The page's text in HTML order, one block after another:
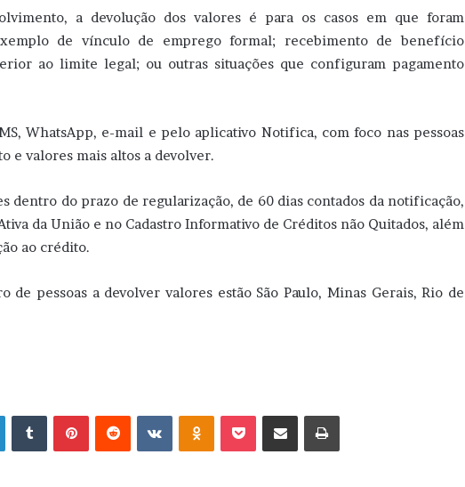
a devolução dos valores é para os casos em que foram
de vínculo de emprego formal; recebimento de benefício
ao limite legal; ou outras situações que configuram pagamento
WhatsApp, e-mail e pelo aplicativo Notifica, com foco nas pessoas
e valores mais altos a devolver.
dentro do prazo de regularização, de 60 dias contados da notificação,
da União e no Cadastro Informativo de Créditos não Quitados, além
ao crédito.
de pessoas a devolver valores estão São Paulo, Minas Gerais, Rio de
Linkedin VK OK